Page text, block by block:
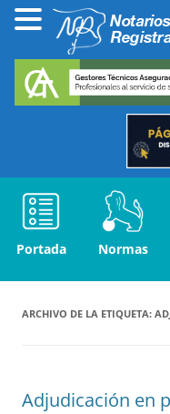
Portada Normas
ARCHIVO DE LA ETIQUETA:
Adjudicación en